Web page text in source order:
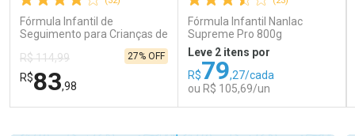
Fórmula Infantil de
Seguimento para Crianças de
Primeira Infância Nestonutri
2 Unidades de 800g cada
R$ 114,99
R$83,98
27% OFF
Fórmula Infantil Nanlac
Supreme Pro 800g
Leve 2 itens por
R$79,27/cada
ou R$ 105,69/un